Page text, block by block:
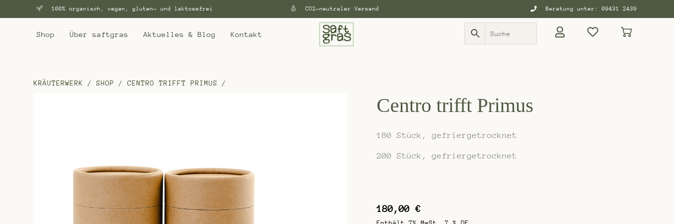
100% organisch, vegan, gluten- und laktosefrei CO2-neutraler Versand Beratung unter: 09431 2439
Shop Über saftgras Aktuelles & Blog Kontakt
KRÄUTERWERK /SHOP /CENTRO TRIFFT PRIMUS /
Centro trifft Primus
180 Stück, gefriergetrocknet
200 Stück, gefriergetrocknet
180,00 €